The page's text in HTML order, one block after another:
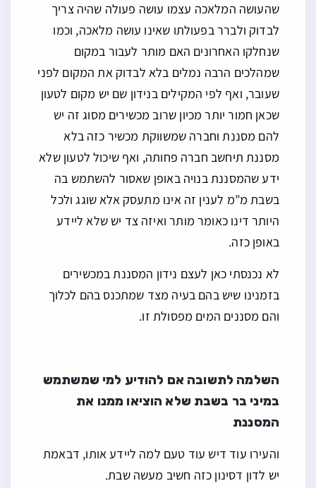
שהעושה המלאכה עצמו עושה פעולה שהיה צריך
לבדוק ולברר בפעולתו שאינו עושה מלאכה, וכמו
שנחלקו האחרונים האם מותר לעבור במקום
שמהלכים הרבה נמלים בלא לבדוק את המקום לפני
שעובר, ואף לפי המקילים בנידון שם יש מקום לטעון
שכאן חמור יותר מכיון שרוב מכשירים מסוג זה יש
להם מסננת וחברה שמשווקת מכשיר כזה בלא
מסננת תיחשב חברה פחותה, ואף שיכול לטעון שלא
ידע שהמסננת בנויה באופן שאסור להשתמש בה
בשבת מ”מ לענין זה אינו מתעסק אלא שוגג ולכל
היותר דינו כאומר מותר ואיזה צד יש שלא ליידע
באופן כזה.
לא נכנסתי כאן לעצם נידון המסננת במכשירים
בזמנינו שיש בהם בעיה מצד שמתכנס בהם לכלוך
והם מסננים המים מפסולת זו.
השלמה לתשובה אם להודיע למי שמשתמש
במיני בר בשבת שלא הוציאו ממנו את
המסננת
והעירו עוד דיש עוד טעם למה ליידע אותו, דבאמת
יש לדון דסינון כזה חשיב מעשה שבת.